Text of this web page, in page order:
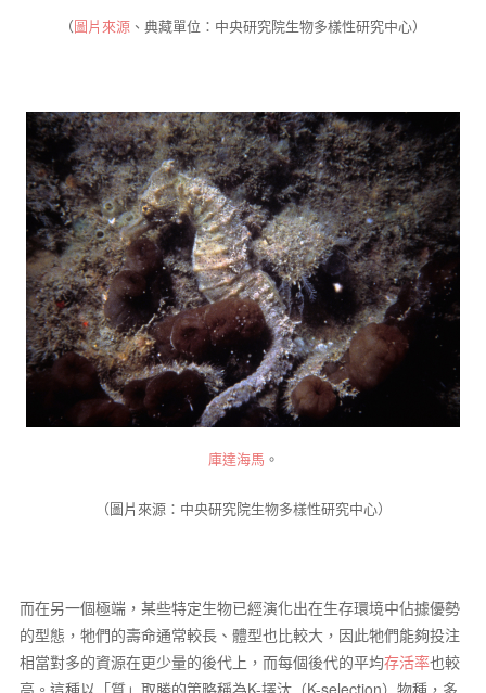
（圖片來源 、典藏單位：中央研究院生物多樣性研究中心）
庫達海馬 。
（圖片來源：中央研究院生物多樣性研究中心）
而在另一個極端，某些特定生物已經演化出在生存環境中佔據優勢
的型態，牠們的壽命通常較長、體型也比較大，因此牠們能夠投注
相當對多的資源在更少量的後代上，而每個後代的平均存活率也較
高。這種以「質」取勝的策略稱為K-擇汰（K-selection）物種，多